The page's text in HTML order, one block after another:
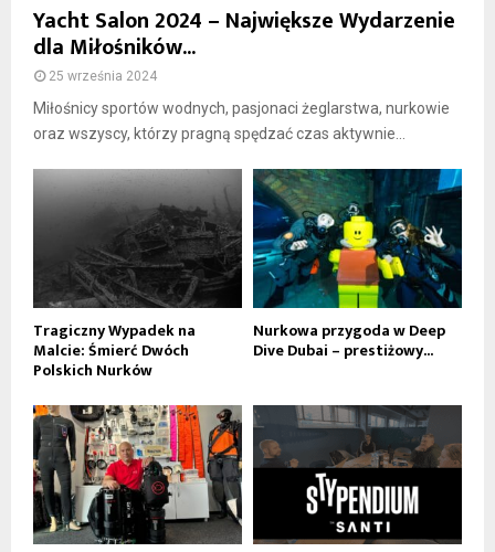
Yacht Salon 2024 – Największe Wydarzenie
dla Miłośników...
25 września 2024
Miłośnicy sportów wodnych, pasjonaci żeglarstwa, nurkowie
oraz wszyscy, którzy pragną spędzać czas aktywnie...
Tragiczny Wypadek na
Malcie: Śmierć Dwóch
Polskich Nurków
Nurkowa przygoda w Deep
Dive Dubai – prestiżowy...